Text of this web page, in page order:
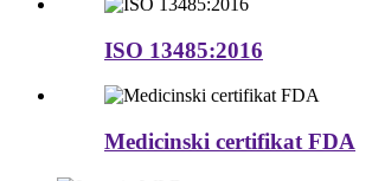
ISO 13485:2016
Medicinski certifikat FDA